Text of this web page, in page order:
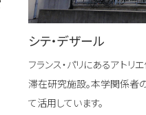
シテ・デザール
フランス・パリにあるアト
滞在研究施設。本学関係者
て活用しています。